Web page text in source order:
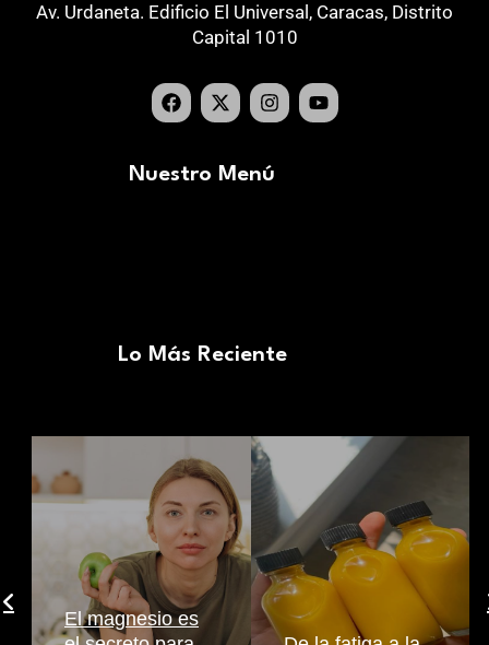
Av. Urdaneta. Edificio El Universal, Caracas, Distrito
Capital 1010
Nuestro Menú
Lo Más Reciente
El magnesio es